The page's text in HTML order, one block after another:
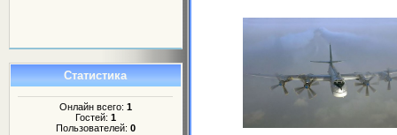
Статистика
Онлайн всего: 1
Гостей: 1
Пользователей: 0